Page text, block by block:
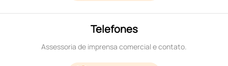
Telefones
Assessoria de imprensa comercial e contato.